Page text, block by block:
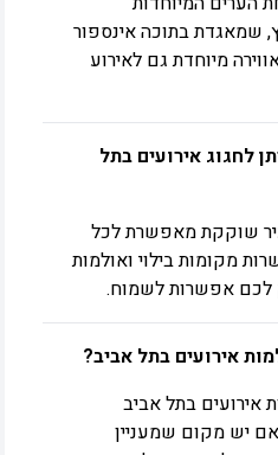
שמאגדת בתוכה אינספור
מיוחדת גם לאירוע
לחגוג אירועים בתל
שוקקת מאפשרת לכל
מקומות בילוי ואולמות
לכם אפשרות לשמוח.
אירועים בתל אביב?
אירועים בתל אביב
יש מקום שמעניין